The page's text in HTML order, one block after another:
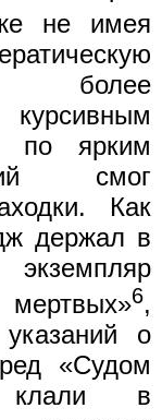
не имея
более
по ярким
смог
Как
держал в
6,
о
«Судом
клали в